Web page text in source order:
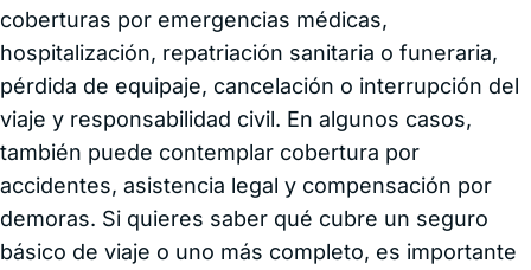
coberturas por emergencias médicas,
hospitalización, repatriación sanitaria o funeraria,
pérdida de equipaje, cancelación o interrupción del
viaje y responsabilidad civil. En algunos casos,
también puede contemplar cobertura por
accidentes, asistencia legal y compensación por
demoras. Si quieres saber qué cubre un seguro
básico de viaje o uno más completo, es importante